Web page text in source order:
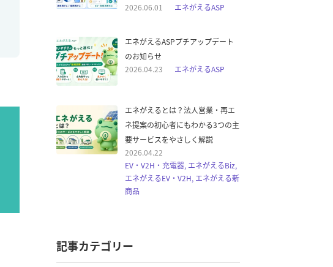
2026.06.01
エネがえるASP
エネがえるASPプチアップデート
のお知らせ
2026.04.23
エネがえるASP
エネがえるとは？法人営業・再エ
ネ提案の初心者にもわかる3つの主
要サービスをやさしく解説
2026.04.22
EV・V2H・充電器, エネがえるBiz,
エネがえるEV・V2H, エネがえる新
商品
記事カテゴリー